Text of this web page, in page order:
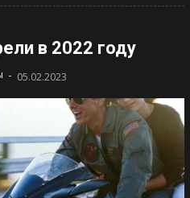
в 2022 году
- 05.02.2023